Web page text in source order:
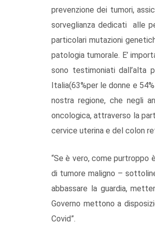
prevenzione dei tumori,
sorveglianza dedicati alle
particolari mutazioni
patologia tumorale. E’
sono testimoniati dall’alta
Italia(63%per le donne e
nostra regione, che negli
oncologica, attraverso la
cervice uterina e del colon
“Se è vero, come purtroppo
di tumore maligno –
abbassare la guardia,
Governo mettono a
Covid”.